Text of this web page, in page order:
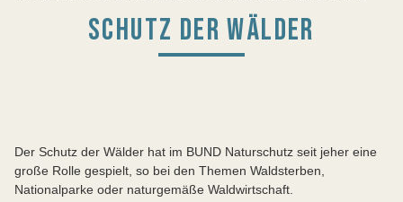
SCHUTZ DER WÄLDER
Der Schutz der Wälder hat im BUND Naturschutz seit jeher eine
große Rolle gespielt, so bei den Themen Waldsterben,
Nationalparke oder naturgemäße Waldwirtschaft.